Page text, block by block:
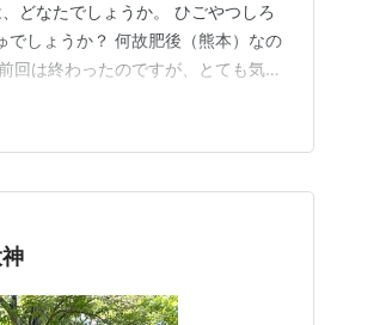
どなたでしょうか。 ひごやつしろ
でしょうか？ 何故肥後（熊本）なの
回は終わったのですが、とても気に
でしたが、恵蘇八幡宮の宮司さんに